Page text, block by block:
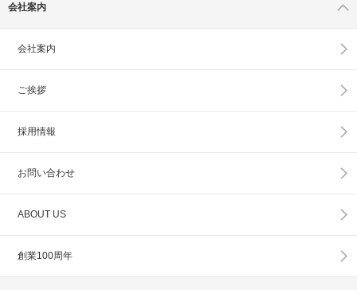
会社案内
会社案内
ご挨拶
採用情報
お問い合わせ
ABOUT US
創業100周年